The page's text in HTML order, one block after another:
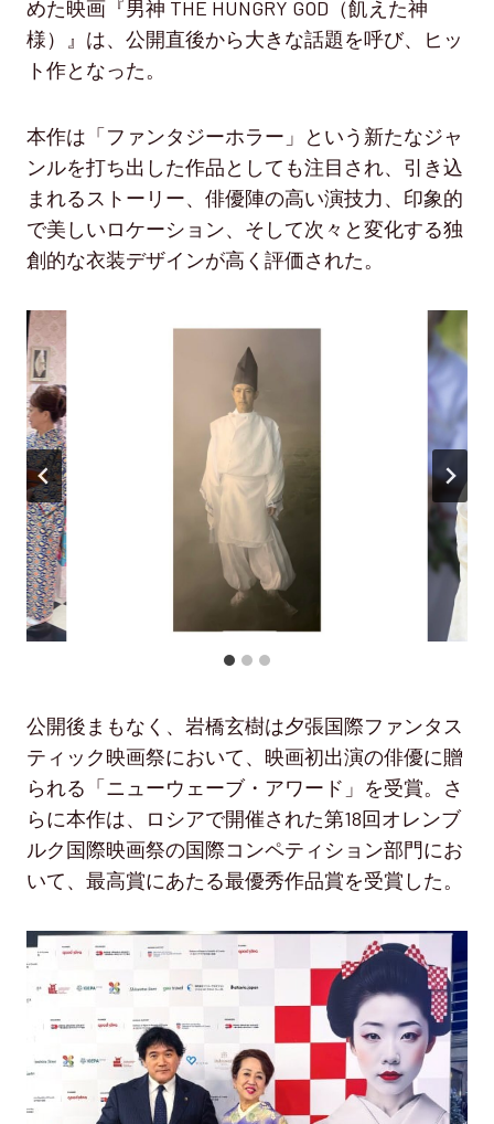
めた映画『男神 THE HUNGRY GOD（飢えた神
様）』は、公開直後から大きな話題を呼び、ヒッ
ト作となった。
本作は「ファンタジーホラー」という新たなジャ
ンルを打ち出した作品としても注目され、引き込
まれるストーリー、俳優陣の高い演技力、印象的
で美しいロケーション、そして次々と変化する独
創的な衣装デザインが高く評価された。
公開後まもなく、岩橋玄樹は夕張国際ファンタス
ティック映画祭において、映画初出演の俳優に贈
られる「ニューウェーブ・アワード」を受賞。さ
らに本作は、ロシアで開催された第18回オレンブ
ルク国際映画祭の国際コンペティション部門にお
いて、最高賞にあたる最優秀作品賞を受賞した。